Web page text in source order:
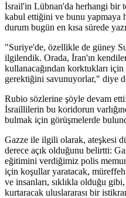
İsrail'in Lübnan'da herhangi bir
kabul ettiğini ve bunu yapmaya
durum bugün en kısa sürede
"Suriye'de, özellikle de güney
ilgilendik. Orada, İran'ın
kullanacağından korktukları
gerektiğini savunuyorlar," diye
Rubio sözlerine şöyle devam
İsraillilerin bu koridorun
bulmak için görüşmelerde
Gazze ile ilgili olarak, ateşkesi
derece açık olduğunu belirtti:
eğitimini verdiğimiz polis
için koşullar yaratacak,
ve insanları, sıklıkla olduğu
kurtaracak uluslararası bir